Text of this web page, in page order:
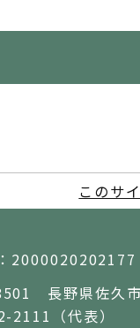
このサ
2000020202177
長野県佐久
2111（代表）